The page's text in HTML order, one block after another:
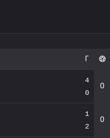
Г
4
0
0
1
2
0